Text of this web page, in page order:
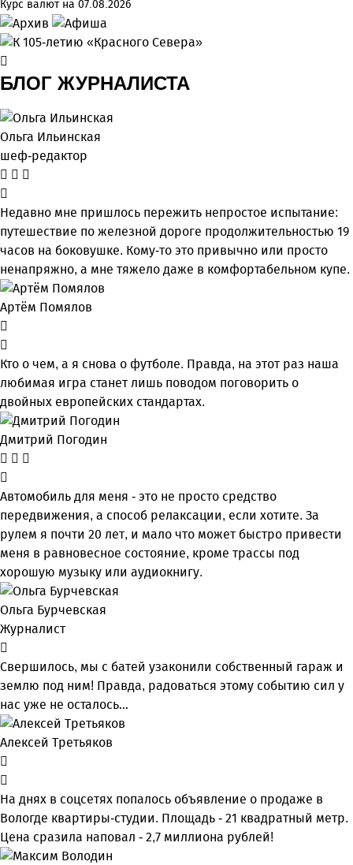
Курс валют на 07.08.2026
БЛОГ ЖУРНАЛИСТА
Ольга Ильинская
шеф-редактор
Недавно мне пришлось пережить непростое испытание:
путешествие по железной дороге продолжительностью 19
часов на боковушке. Кому-то это привычно или просто
ненапряжно, а мне тяжело даже в комфортабельном купе.
Артём Помялов
Кто о чем, а я снова о футболе. Правда, на этот раз наша
любимая игра станет лишь поводом поговорить о
двойных европейских стандартах.
Дмитрий Погодин
Автомобиль для меня - это не просто средство
передвижения, а способ релаксации, если хотите. За
рулем я почти 20 лет, и мало что может быстро привести
меня в равновесное состояние, кроме трассы под
хорошую музыку или аудиокнигу.
Ольга Бурчевская
Журналист
Свершилось, мы с батей узаконили собственный гараж и
землю под ним! Правда, радоваться этому событию сил у
нас уже не осталось…
Алексей Третьяков
На днях в соцсетях попалось объявление о продаже в
Вологде квартиры-студии. Площадь - 21 квадратный метр.
Цена сразила наповал - 2,7 миллиона рублей!